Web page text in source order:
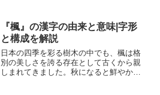
洗練されたビジュアルや穏やかな性格、
そして深みのあるバックス...
『楓』の漢字の由来と意味|字形
と構成を解説
日本の四季を彩る樹木の中でも、楓は格
別の美しさを誇る存在として古くから親
しまれてきました。秋になると鮮やかに